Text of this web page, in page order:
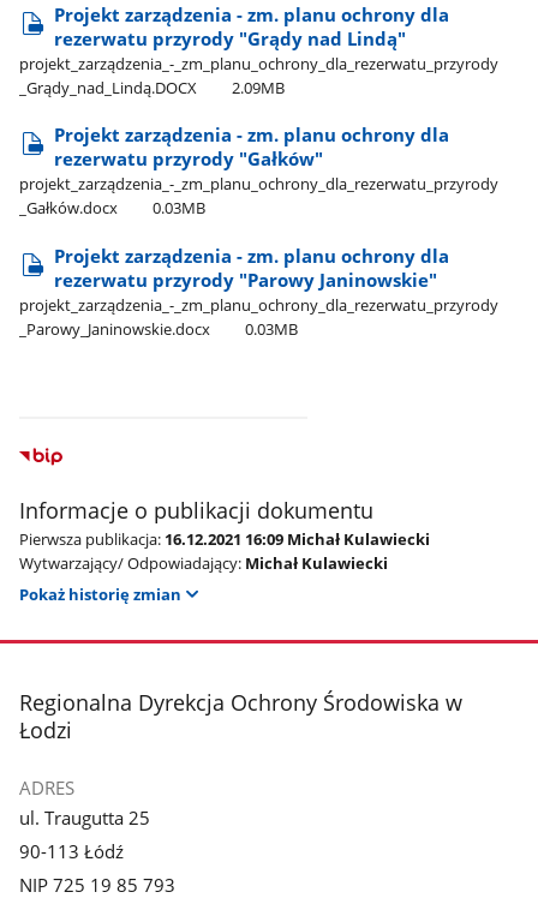
Projekt zarządzenia - zm. planu ochrony dla
rezerwatu przyrody "Grądy nad Lindą"
projekt​_zarządzenia​_-​_zm​_planu​_ochrony​_dla​_rezerwatu​_przyrody​
_Grądy​_nad​_Lindą.DOCX
2.09MB
Projekt zarządzenia - zm. planu ochrony dla
rezerwatu przyrody "Gałków"
projekt​_zarządzenia​_-​_zm​_planu​_ochrony​_dla​_rezerwatu​_przyrody​
_Gałków.docx
0.03MB
Projekt zarządzenia - zm. planu ochrony dla
rezerwatu przyrody "Parowy Janinowskie"
projekt​_zarządzenia​_-​_zm​_planu​_ochrony​_dla​_rezerwatu​_przyrody​
_Parowy​_Janinowskie.docx
0.03MB
Informacje o publikacji dokumentu
Pierwsza publikacja: 16.12.2021 16:09 Michał Kulawiecki
Wytwarzający/ Odpowiadający: Michał Kulawiecki
Pokaż historię zmian
stopka
Regionalna Dyrekcja Ochrony Środowiska w
Łodzi
ADRES
ul. Traugutta 25
90-113 Łódź
NIP 725 19 85 793